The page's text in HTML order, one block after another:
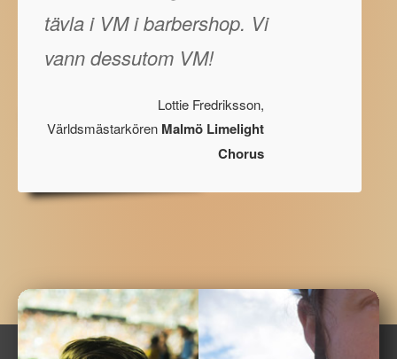
tävla i VM i barbershop. Vi
vann dessutom VM!
Lottie Fredriksson,
Världsmästarkören Malmö Limelight
Chorus